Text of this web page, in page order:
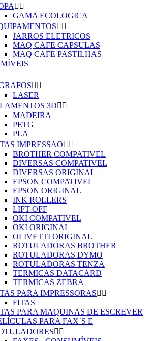
 
GAMA ECOLOGICA
 
JARROS ELETRICOS
MAQ CAFE CAPSULAS
MAQ CAFE PASTILHAS
 
LASER
3D 
MADEIRA
PETG
PLA
IMPRESSAO 
BROTHER COMPATIVEL
DIVERSAS COMPATIVEL
DIVERSAS ORIGINAL
EPSON COMPATIVEL
EPSON ORIGINAL
INK ROLLERS
LIFT-OFF
OKI COMPATIVEL
OKI ORIGINAL
OLIVETTI ORIGINAL
ROTULADORAS BROTHER
ROTULADORAS DYMO
ROTULADORAS TENZA
TERMICAS DATACARD
TERMICAS ZEBRA
PARA IMPRESSORAS 
FITAS
PARA MAQUINAS DE ESCREVER
PARA FAX`S E
 